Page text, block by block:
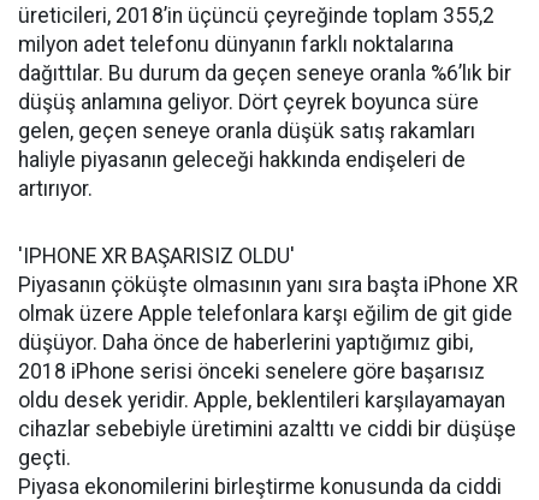
üreticileri, 2018’in üçüncü çeyreğinde toplam 355,2
milyon adet telefonu dünyanın farklı noktalarına
dağıttılar. Bu durum da geçen seneye oranla %6’lık bir
düşüş anlamına geliyor. Dört çeyrek boyunca süre
gelen, geçen seneye oranla düşük satış rakamları
haliyle piyasanın geleceği hakkında endişeleri de
artırıyor.
'IPHONE XR BAŞARISIZ OLDU'
Piyasanın çöküşte olmasının yanı sıra başta iPhone XR
olmak üzere Apple telefonlara karşı eğilim de git gide
düşüyor. Daha önce de haberlerini yaptığımız gibi,
2018 iPhone serisi önceki senelere göre başarısız
oldu desek yeridir. Apple, beklentileri karşılayamayan
cihazlar sebebiyle üretimini azalttı ve ciddi bir düşüşe
geçti.
Piyasa ekonomilerini birleştirme konusunda da ciddi